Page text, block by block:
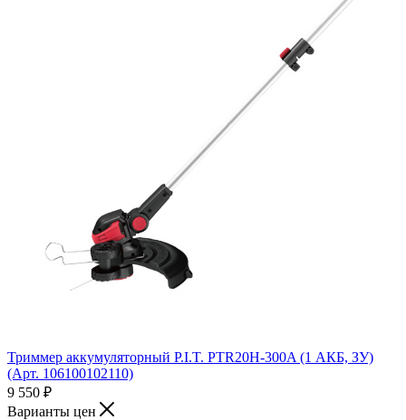
Триммер аккумуляторный P.I.T. PTR20H-300A (1 АКБ, ЗУ)
(Арт. 106100102110)
9 550 ₽
Варианты цен